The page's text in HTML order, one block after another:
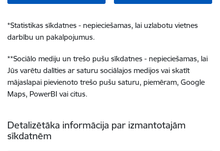
*Statistikas sīkdatnes - nepieciešamas, lai uzlabotu vietnes
darbību un pakalpojumus.
**Sociālo mediju un trešo pušu sīkdatnes - nepieciešamas, lai
Jūs varētu dalīties ar saturu sociālajos medijos vai skatīt
mājaslapai pievienoto trešo pušu saturu, piemēram, Google
Maps, PowerBI vai citus.
Detalizētāka informācija par izmantotajām
sīkdatnēm